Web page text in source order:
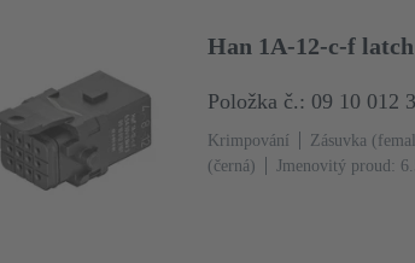
Han 1A-12-c-f latch
Položka č.: 09 10 012
Krimpování Zásuvka
(černá)
Jmenovitý proud: